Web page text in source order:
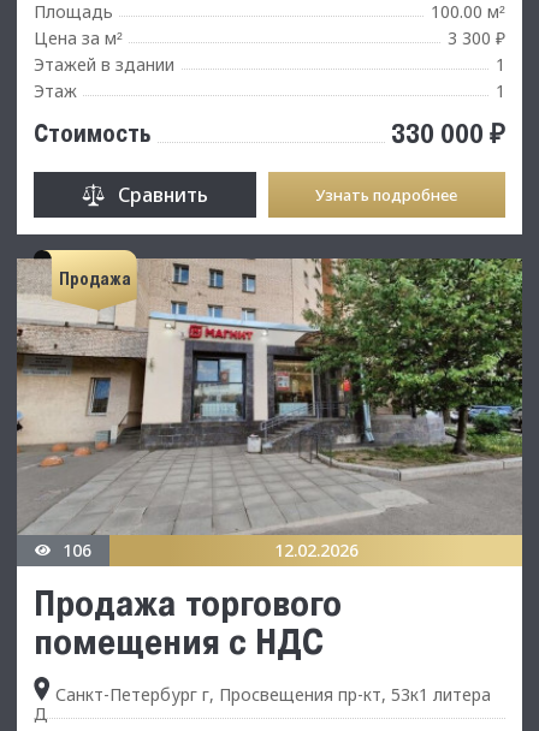
Площадь
100.00 м²
Цена за м²
3 300 ₽
Этажей в здании
1
Этаж
1
Стоимость 330 000 ₽
Сравнить Узнать подробнее
Продажа
106 12.02.2026
Продажа торгового
помещения с НДС
Санкт-Петербург г, Просвещения пр-кт, 53к1 литера
Д